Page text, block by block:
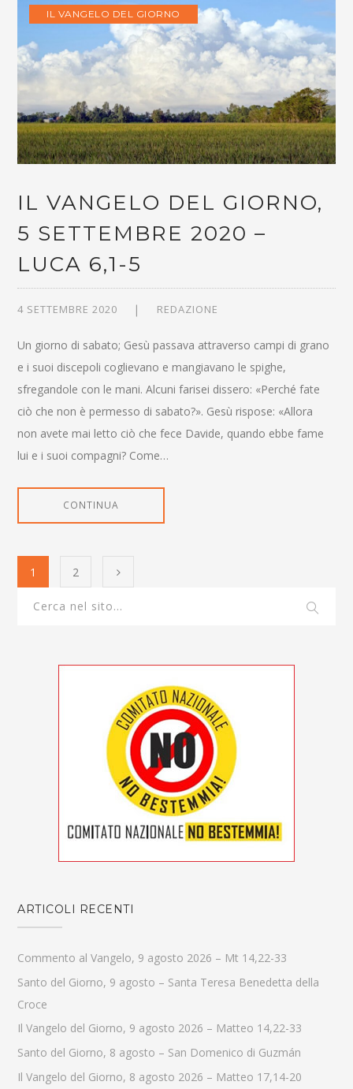
IL VANGELO DEL GIORNO
IL VANGELO DEL GIORNO,
5 SETTEMBRE 2020 –
LUCA 6,1-5
4 SETTEMBRE 2020 REDAZIONE
Un giorno di sabato; Gesù passava attraverso campi di grano
e i suoi discepoli coglievano e mangiavano le spighe,
sfregandole con le mani. Alcuni farisei dissero: «Perché fate
ciò che non è permesso di sabato?». Gesù rispose: «Allora
non avete mai letto ciò che fece Davide, quando ebbe fame
lui e i suoi compagni? Come…
CONTINUA
1 2
ARTICOLI RECENTI
Commento al Vangelo, 9 agosto 2026 – Mt 14,22-33
Santo del Giorno, 9 agosto – Santa Teresa Benedetta della
Croce
Il Vangelo del Giorno, 9 agosto 2026 – Matteo 14,22-33
Santo del Giorno, 8 agosto – San Domenico di Guzmán
Il Vangelo del Giorno, 8 agosto 2026 – Matteo 17,14-20